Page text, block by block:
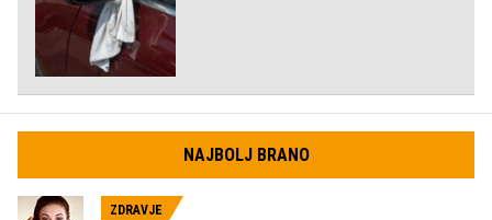
NAJBOLJ BRANO
ZDRAVJE